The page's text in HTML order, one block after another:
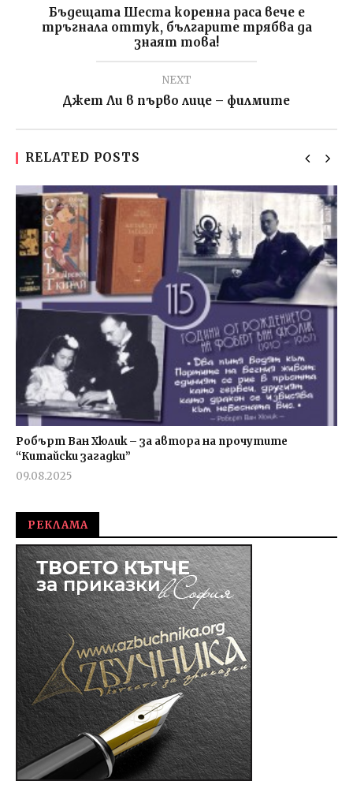
Бъдещата Шеста коренна раса вече е
тръгнала оттук, българите трябва да
знаят това!
NEXT
Джет Ли в първо лице – филмите
RELATED POSTS
Робърт Ван Хюлик – за автора на прочутите
“Китайски загадки”
09.08.2025
РЕКЛАМА